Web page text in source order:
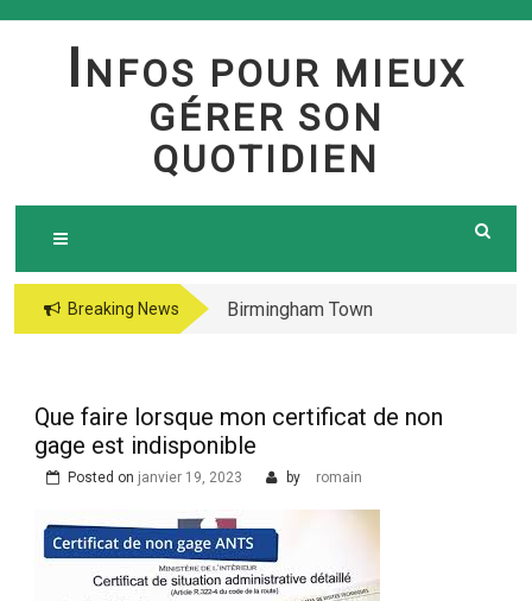
Skip
I NFOS POUR MIEUX
GÉRER SON
QUOTIDIEN
Breaking News
Birmingham Town
The jetsetter casino
lord of your sea pokie
play Totally free
Harbors Mercantile
Office Solutions Pvt
Ltd.
Que faire lorsque mon certificat de non
gage est indisponible
Posted on janvier 19, 2023 by romain